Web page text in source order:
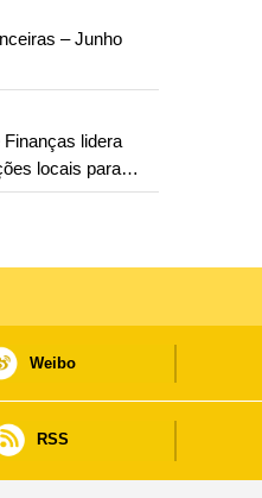
– Junho
lidera
locais para
os trabalhos
Weibo
RSS